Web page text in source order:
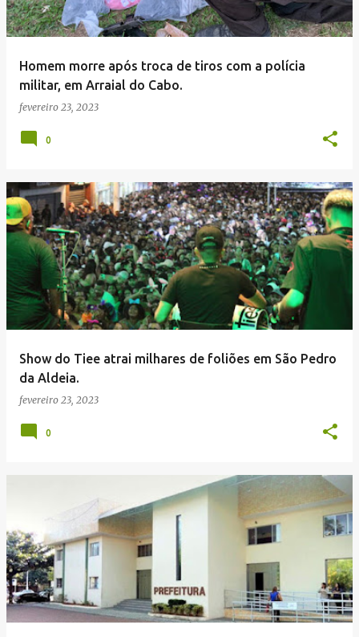
Homem morre após troca de tiros com a polícia
militar, em Arraial do Cabo.
fevereiro 23, 2023
0
Show do Tiee atrai milhares de foliões em São Pedro
da Aldeia.
fevereiro 23, 2023
0